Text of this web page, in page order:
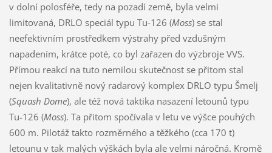
v dolní polosféře, tedy na pozadí země, byla velmi
limitovaná, DRLO speciál typu Tu-126 (Moss) se stal
neefektivním prostředkem výstrahy před vzdušným
napadením, krátce poté, co byl zařazen do výzbroje VVS.
Přímou reakcí na tuto nemilou skutečnost se přitom stal
nejen kvalitativně nový radarový komplex DRLO typu Šmelj
(Squash Dome), ale též nová taktika nasazení letounů typu
Tu-126 (Moss). Ta přitom spočívala v letu ve výšce pouhých
600 m. Pilotáž takto rozměrného a těžkého (cca 170 t)
letounu v tak malých výškách byla ale velmi náročná. Kromě